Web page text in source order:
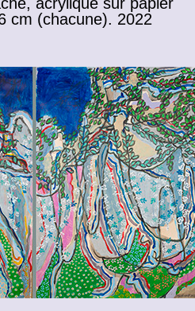
cm (chacune). 2022